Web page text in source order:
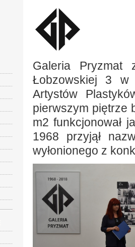
Galeria Pryzmat
Łobzowskiej 3 w
Artystów
pierwszym piętrze
m2 funkcjonował
1968 przyjął
wyłonionego z